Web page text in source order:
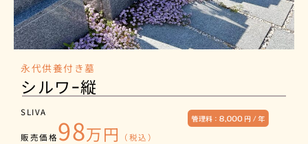
永代供養付き墓
シルワｰ縦
SLIVA
販売価格98万円 （税込）